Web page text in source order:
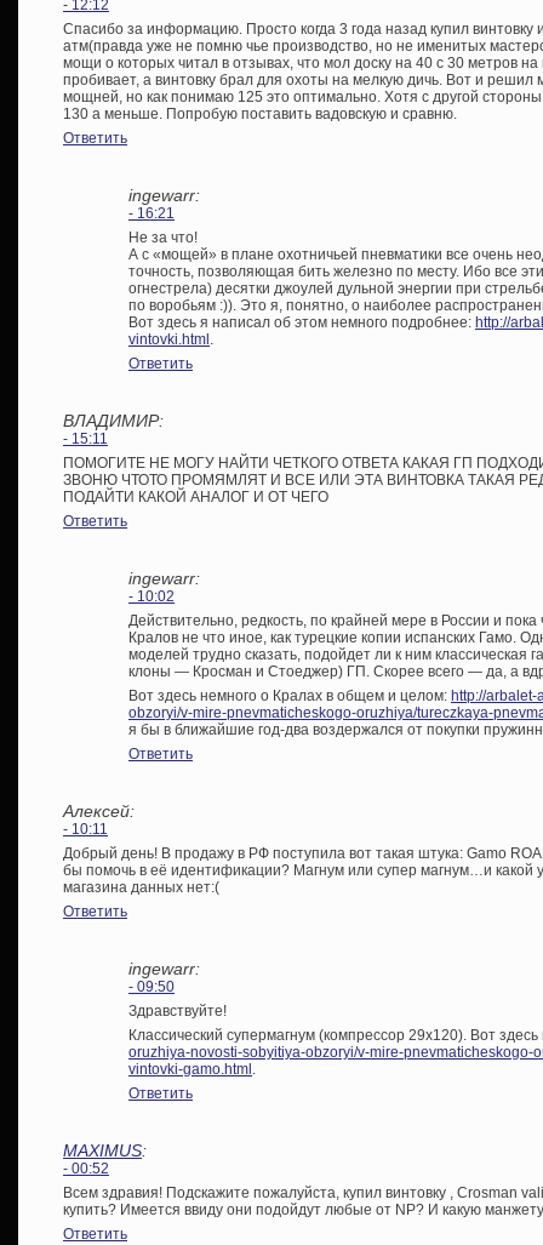
- 12:12
Спасибо за информацию. Просто когда 3 года назад купил винтовку
атм(правда уже не помню чье производство, но не именитых
мощи о которых читал в отзывах, что мол доску на 40 с 30 метров
пробивает, а винтовку брал для охоты на мелкую дичь. Вот и
мощней, но как понимаю 125 это оптимально. Хотя с другой
130 а меньше. Попробую поставить вадовскую и сравню.
Ответить
ingewarr:
- 16:21
Не за что!
А с «мощей» в плане охотничьей пневматики все очень
точность, позволяющая бить железно по месту. Ибо все
огнестрела) десятки джоулей дульной энергии при
по воробьям :)). Это я, понятно, о наиболее
Вот здесь я написал об этом немного подробнее: http://
vintovki.html
Ответить
ВЛАДИМИР:
- 15:11
ПОМОГИТЕ НЕ МОГУ НАЙТИ ЧЕТКОГО ОТВЕТА КАКАЯ ГП
ЗВОНЮ ЧТОТО ПРОМЯМЛЯТ И ВСЕ ИЛИ ЭТА ВИНТОВКА ТАКАЯ
ПОДАЙТИ КАКОЙ АНАЛОГ И ОТ ЧЕГО
Ответить
ingewarr:
- 10:02
Действительно, редкость, по крайней мере в России и
Кралов не что иное, как турецкие копии испанских Гамо.
моделей трудно сказать, подойдет ли к ним классическая
клоны — Кросман и Стоеджер) ГП. Скорее всего — да, а
Вот здесь немного о Кралах в общем и целом: http://arbalet-
obzoryi/v-mire-pnevmaticheskogo-oruzhiya/tureczkaya-
я бы в ближайшие год-два воздержался от покупки
Ответить
Алексей:
- 10:11
Добрый день! В продажу в РФ поступила вот такая штука: Gamo
бы помочь в её идентификации? Магнум или супер магнум…и какой
магазина данных нет:(
Ответить
ingewarr:
- 09:50
Здравствуйте!
Классический супермагнум (компрессор 29х120). Вот
oruzhiya-novosti-sobyitiya-obzoryi/v-mire-
vintovki-gamo.html
Ответить
MAXIMUS:
- 00:52
Всем здравия! Подскажите пожалуйста, купил винтовку , Crosman
купить? Имеется ввиду они подойдут любые от NP? И какую
Ответить